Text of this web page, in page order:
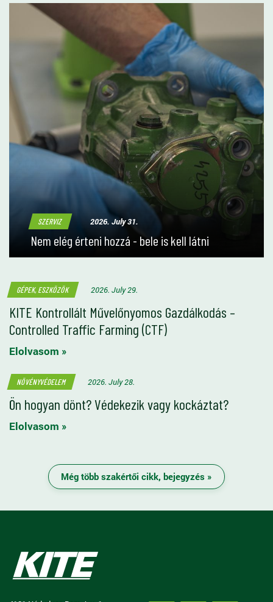
SZERVIZ 2026. July 31.
Nem elég érteni hozzá - bele is kell látni
GÉPEK, ESZKÖZÖK 2026. July 29.
KITE Kontrollált Művelőnyomos Gazdálkodás –
Controlled Traffic Farming (CTF)
Elolvasom »
NÖVÉNYVÉDELEM 2026. July 28.
Ön hogyan dönt? Védekezik vagy kockáztat?
Elolvasom »
Még több szakértői cikk, bejegyzés »